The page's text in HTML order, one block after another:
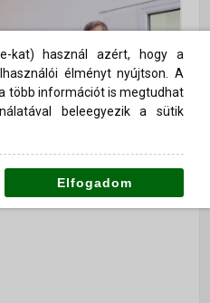
kat) használ azért, hogy a
élményt nyújtson. A
több információt is megtudhat
beleegyezik a sütik
Elfogadom